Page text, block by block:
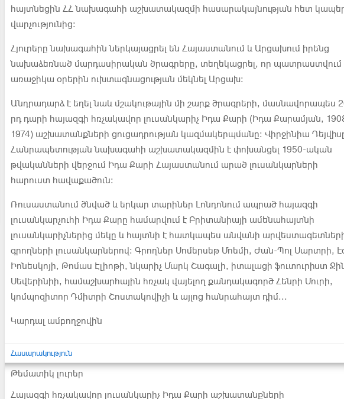
հայտնեցին ՀՀ նախագահի աշխատակազմի հասարակայնության հետ
վարչությունից:
Հյուրերը նախագահին ներկայացրել են Հայաստանում և Արցախում իրենց
նախաձեռնած մարդասիրական ծրագրերը, տեղեկացրել, որ պատրաստվում
առաջիկա օրերին ուխտագնացության մեկնել Արցախ:
Անդրադարձ է եղել նաև մշակութային մի շարք ծրագրերի, մասնավորապես
րդ դարի հայազգի հռչակավոր լուսանկարիչ Իդա Քարի (Իդա Քարամյան,
1974) աշխատանքների ցուցադրության կազմակերպմանը։ Վիրջինիա
Հանրապետության նախագահի աշխատակազմին է փոխանցել 1950-ական
թվականների վերջում Իդա Քարի Հայաստանում արած լուսանկարների
հարուստ հավաքածուն։
Ռուսաստանում ծնված և երկար տարիներ Լոնդոնում ապրած հայազգի
լուսանկարչուհի Իդա Քարը համարվում է Բրիտանիայի ամենահայտնի
լուսանկարիչներից մեկը և հայտնի է հատկապես անվանի
գրողների լուսանկարներով։ Գրողներ Սոմերսեթ Մոեմի, Ժան-Պոլ Սարտրի,
Իոնեսկոյի, Թոմաս Էլիոթի, նկարիչ Մարկ Շագալի, իտալացի ֆուտուրիստ
Սեվերինիի, համաշխարհային հռչակ վայելող քանդակագործ Հենրի Մուրի,
կոմպոզիտոր Դմիտրի Շոստակովիչի և այլոց հանրահայտ դիմ...
Կարդալ ամբողջովին
Հասարակություն
Թեմատիկ լուրեր
Հայազգի հռչակավոր լուսանկարիչ Իդա Քարի աշխատանքների